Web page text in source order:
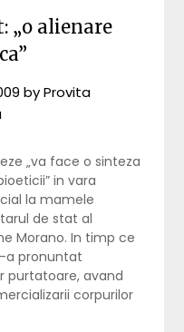
„o alienare
byProvita
„va face o sinteza
in vara
la mamele
de stat al
Morano. In timp ce
a pronuntat
purtatoare, avand
corpurilor